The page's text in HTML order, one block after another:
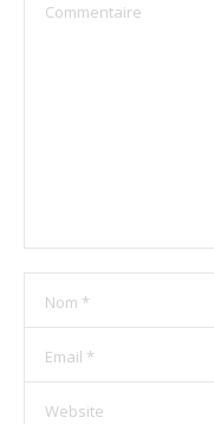
Commentaire
Nom *
Email *
Website